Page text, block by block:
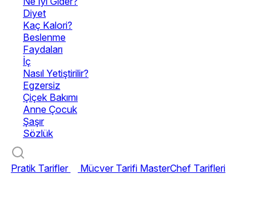
Diyet
Kaç Kalori?
Beslenme
Faydaları
İç
Nasıl Yetiştirilir?
Egzersiz
Çiçek Bakımı
Anne Çocuk
Şaşır
Sözlük
Pratik Tarifler Mücver Tarifi MasterChef Tarifleri